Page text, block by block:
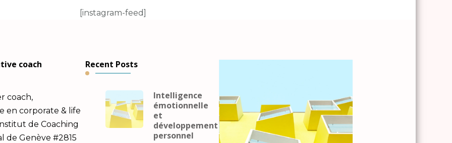
[instagram-feed]
coach
coach,
en corporate & life
de Coaching
de Genève #2815
Recent Posts
Intelligence
émotionnelle
et
développement
personnel